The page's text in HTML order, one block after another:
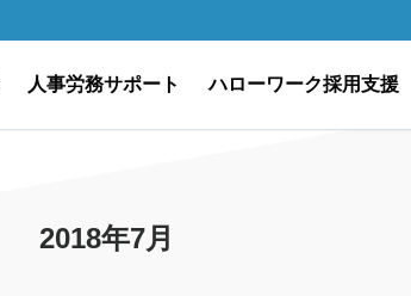
人事労務サポート ハローワーク採用支援
2018年7月